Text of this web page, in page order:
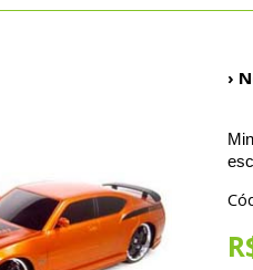
›